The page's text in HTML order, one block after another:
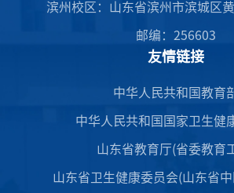
滨州校区：山东省滨州市滨城区
邮编：256603
友情链接
中华人民共和国教育
中华人民共和国国家卫生健
山东省教育厅(省委教育
山东省卫生健康委员会(山东省